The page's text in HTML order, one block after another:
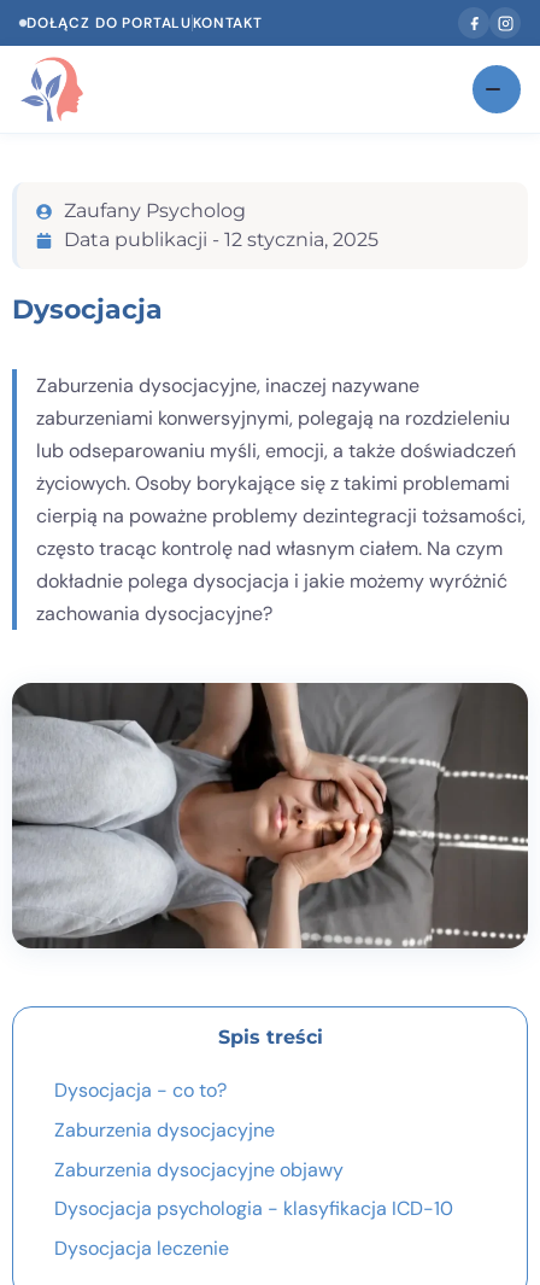
DOŁĄCZ DO PORTALUKONTAKT
GabinetyNOWOŚĆ
Według specjalizacji
Psycholog w Twoim języku
Diagnozy psychologiczne
Testy psychologiczne
Dawka wiedzy
Dla specjalistów
Kontakt
Zaufany Psycholog
Data publikacji - 12 stycznia, 2025
Dysocjacja
Zaburzenia dysocjacyjne, inaczej nazywane
zaburzeniami konwersyjnymi, polegają na rozdzieleniu
lub odseparowaniu myśli, emocji, a także doświadczeń
życiowych. Osoby borykające się z takimi problemami
cierpią na poważne problemy dezintegracji tożsamości,
często tracąc kontrolę nad własnym ciałem. Na czym
dokładnie polega dysocjacja i jakie możemy wyróżnić
zachowania dysocjacyjne?
Spis treści
Dysocjacja - co to?
Zaburzenia dysocjacyjne
Zaburzenia dysocjacyjne objawy
Dysocjacja psychologia - klasyfikacja ICD-10
Dysocjacja leczenie